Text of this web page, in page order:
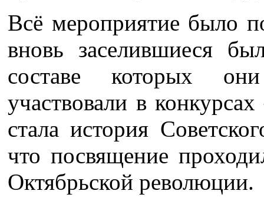
Всё мероприятие было
вновь заселившиеся
составе которых
участвовали в
стала история
что посвящение
Октябрьской революции.